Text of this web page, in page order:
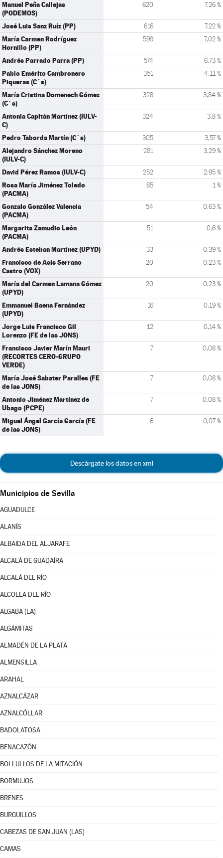
Manuel Peña Callejas
(PODEMOS)
620 7,26 %
José Luis Sanz Ruíz (PP) 616 7,22 %
María Carmen Rodríguez
Hornillo (PP)
599 7,02 %
Andrés Parrado Parra (PP) 574 6,73 %
Pablo Emérito Cambronero
Piqueras (C´s)
351 4,11 %
María Cristina Domenech Gómez
(C´s)
328 3,84 %
Antonia Capitán Martínez (IULV-
C)
324 3,8 %
Pedro Taborda Martín (C´s) 305 3,57 %
Alejandro Sánchez Moreno
(IULV-C)
281 3,29 %
David Pérez Ramos (IULV-C) 252 2,95 %
Rosa María Jiménez Toledo
(PACMA)
85 1 %
Gonzalo González Valencia
(PACMA)
54 0,63 %
Margarita Zamudio León
(PACMA)
51 0,6 %
Andrés Esteban Martínez (UPYD) 33 0,39 %
Francisco de Asís Serrano
Castro (VOX)
20 0,23 %
María del Carmen Lamana Gómez
(UPYD)
20 0,23 %
Emmanuel Baena Fernández
(UPYD)
16 0,19 %
Jorge Luis Francisco Gil
Lorenzo (FE de las JONS)
12 0,14 %
Francisco Javier Marín Mauri
(RECORTES CERO-GRUPO
VERDE)
7 0,08 %
María José Sabater Paralles (FE
de las JONS)
7 0,08 %
Antonio Jiménez Martínez de
Ubago (PCPE)
7 0,08 %
Miguel Ángel García García (FE
de las JONS)
6 0,07 %
Descárgate los datos en xml
Municipios de Sevilla
AGUADULCE
ALANÍS
ALBAIDA DEL ALJARAFE
ALCALÁ DE GUADAÍRA
ALCALÁ DEL RÍO
ALCOLEA DEL RÍO
ALGABA (LA)
ALGÁMITAS
ALMADÉN DE LA PLATA
ALMENSILLA
ARAHAL
AZNALCÁZAR
AZNALCÓLLAR
BADOLATOSA
BENACAZÓN
BOLLULLOS DE LA MITACIÓN
BORMUJOS
BRENES
BURGUILLOS
CABEZAS DE SAN JUAN (LAS)
CAMAS